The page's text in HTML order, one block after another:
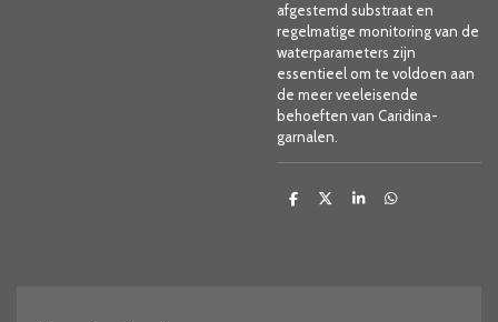
afgestemd substraat en
regelmatige monitoring van de
waterparameters zijn
essentieel om te voldoen aan
de meer veeleisende
behoeften van Caridina-
garnalen.
D
D
S
D